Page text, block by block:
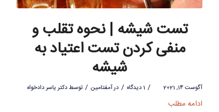
تست شیشه | نحوه تقلب و
منفی کردن تست اعتیاد به
شیشه
آگوست 14, 2021 / 1 دیدگاه / درآمفتامین / توسطدکتر یاسر دادخواه
ادامه مطلب